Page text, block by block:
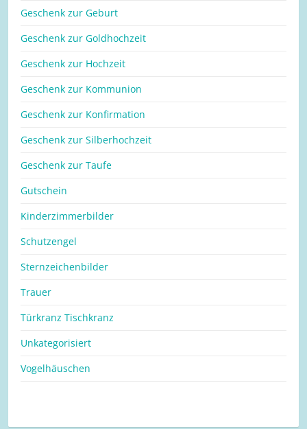
Geschenk zur Geburt
Geschenk zur Goldhochzeit
Geschenk zur Hochzeit
Geschenk zur Kommunion
Geschenk zur Konfirmation
Geschenk zur Silberhochzeit
Geschenk zur Taufe
Gutschein
Kinderzimmerbilder
Schutzengel
Sternzeichenbilder
Trauer
Türkranz Tischkranz
Unkategorisiert
Vogelhäuschen